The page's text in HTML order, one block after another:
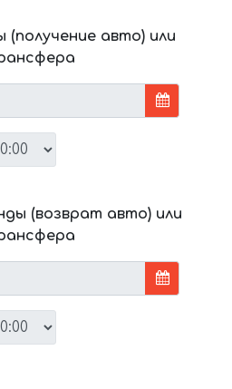
(получение авто) или
(возврат авто) или